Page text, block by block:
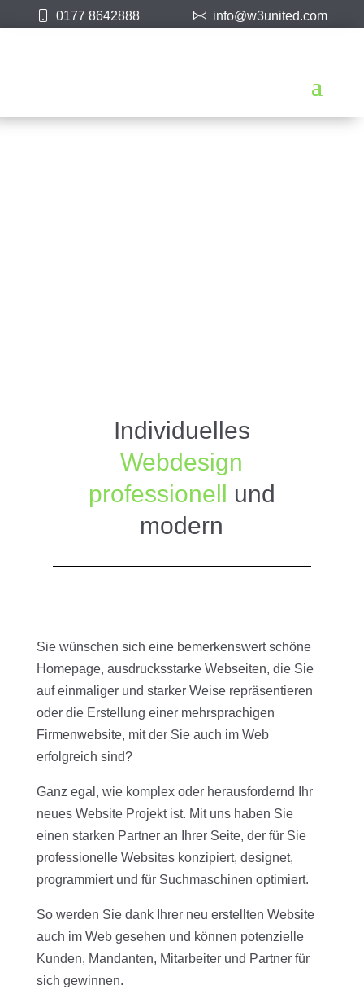
0177 8642888 info@w3united.com
EDV Service
Individuelles
Webdesign
professionell und
modern
Sie wünschen sich eine bemerkenswert schöne
Homepage, ausdrucksstarke Webseiten, die Sie
auf einmaliger und starker Weise repräsentieren
oder die Erstellung einer mehrsprachigen
Firmenwebsite, mit der Sie auch im Web
erfolgreich sind?
Ganz egal, wie komplex oder herausfordernd Ihr
neues Website Projekt ist. Mit uns haben Sie
einen starken Partner an Ihrer Seite, der für Sie
professionelle Websites konzipiert, designet,
programmiert und für Suchmaschinen optimiert.
So werden Sie dank Ihrer neu erstellten Website
auch im Web gesehen und können potenzielle
Kunden, Mandanten, Mitarbeiter und Partner für
sich gewinnen.